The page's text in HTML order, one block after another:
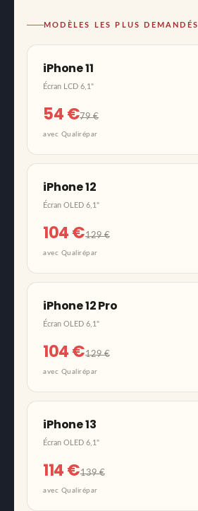
MODÈLES LES PLUS DEMANDÉS
iPhone 11
Écran LCD 6,1"
54 €79 €
avec Qualirépar
iPhone 12
Écran OLED 6,1"
104 €129 €
avec Qualirépar
iPhone 12 Pro
Écran OLED 6,1"
104 €129 €
avec Qualirépar
iPhone 13
Écran OLED 6,1"
114 €139 €
avec Qualirépar